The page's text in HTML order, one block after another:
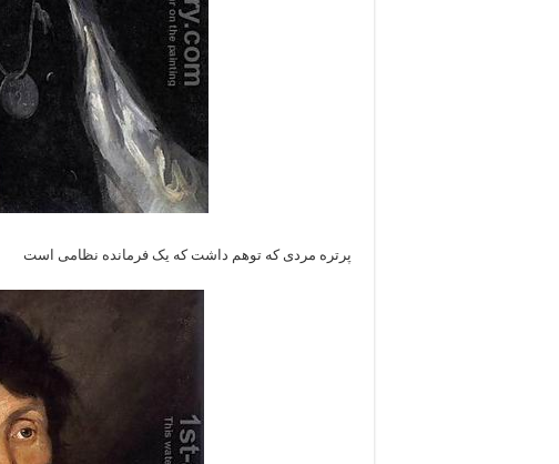
پرتره مردی که توهم داشت که یک فرمانده نظامی است